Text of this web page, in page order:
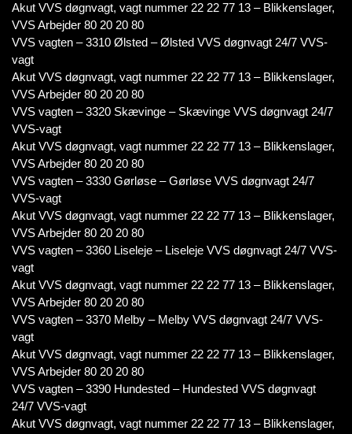
Akut VVS døgnvagt, vagt nummer 22 22 77 13 – Blikkenslager,
VVS Arbejder 80 20 20 80
VVS vagten – 3310 Ølsted – Ølsted VVS døgnvagt 24/7 VVS-
vagt
Akut VVS døgnvagt, vagt nummer 22 22 77 13 – Blikkenslager,
VVS Arbejder 80 20 20 80
VVS vagten – 3320 Skævinge – Skævinge VVS døgnvagt 24/7
VVS-vagt
Akut VVS døgnvagt, vagt nummer 22 22 77 13 – Blikkenslager,
VVS Arbejder 80 20 20 80
VVS vagten – 3330 Gørløse – Gørløse VVS døgnvagt 24/7
VVS-vagt
Akut VVS døgnvagt, vagt nummer 22 22 77 13 – Blikkenslager,
VVS Arbejder 80 20 20 80
VVS vagten – 3360 Liseleje – Liseleje VVS døgnvagt 24/7 VVS-
vagt
Akut VVS døgnvagt, vagt nummer 22 22 77 13 – Blikkenslager,
VVS Arbejder 80 20 20 80
VVS vagten – 3370 Melby – Melby VVS døgnvagt 24/7 VVS-
vagt
Akut VVS døgnvagt, vagt nummer 22 22 77 13 – Blikkenslager,
VVS Arbejder 80 20 20 80
VVS vagten – 3390 Hundested – Hundested VVS døgnvagt
24/7 VVS-vagt
Akut VVS døgnvagt, vagt nummer 22 22 77 13 – Blikkenslager,